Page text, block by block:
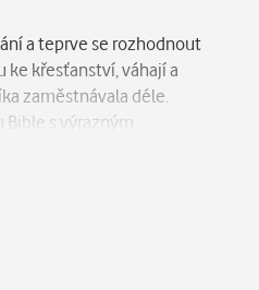
a teprve se rozhodnout
křesťanství, váhají a
zaměstnávala déle.
s výrazným